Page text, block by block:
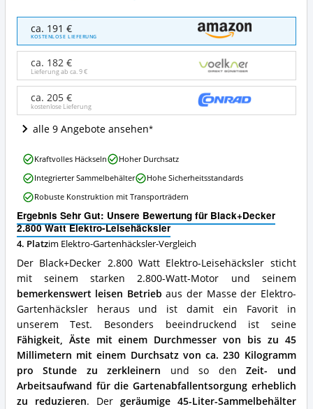
Black+Decker
2.800
Watt
Elektro-
Leisehäcksler
Angebote:
dieser
Elektro-
erhältlich?
ca. 191 €
KOSTENLOSE LIEFERUNG
ca. 182 €
Lieferung ab ca.9 €
ca. 205 €
kostenlose Lieferung
alle 9 Angebote ansehen
Ergebnis Sehr Gut: Unsere Bewertung für Black+Decker
2.800 Watt Elektro-Leisehäcksler
4. Platzim Elektro-Gartenhäcksler-Vergleich
Der Black+Decker 2.800 Watt Elektro-Leisehäcksler sticht
mit seinem starken 2.800-Watt-Motor und seinem
bemerkenswert leisen Betrieb aus der Masse der Elektro-
Gartenhäcksler heraus und ist damit ein Favorit in
unserem Test. Besonders beeindruckend ist seine
Fähigkeit, Äste mit einem Durchmesser von bis zu 45
Millimetern mit einem Durchsatz von ca. 230 Kilogramm
pro Stunde zu zerkleinern und so denZeit- und
Arbeitsaufwand für die Gartenabfallentsorgung erheblich
zu reduzieren. Der geräumige 45-Liter-Sammelbehälter
Black+Decker
2.800
Watt
Elektro-
Leisehäcksler
Vorteile:
Was
spricht
für
diesen
Elektro-
Gartenhäcksler?
Kraftvolles Häckseln
Hoher Durchsatz
Integrierter Sammelbehälter
Hohe Sicherheitsstandards
Robuste Konstruktion mit Transporträdern